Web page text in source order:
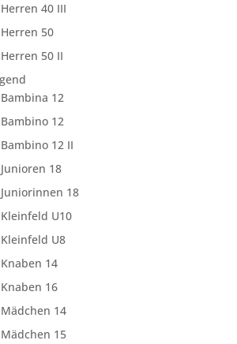
Herren 40 III
Herren 50
Herren 50 II
Bambina 12
Bambino 12
Bambino 12 II
Junioren 18
Juniorinnen 18
Kleinfeld U10
Kleinfeld U8
Knaben 14
Knaben 16
Mädchen 14
Mädchen 15